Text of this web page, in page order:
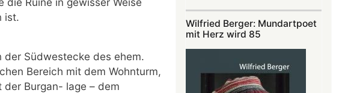
ist.
Südwestecke des ehem.
Bereich mit dem Wohnturm,
Burgan- lage – dem
und
Idee“
Wilfried Berger: Mundartpoet
mit Herz wird 85